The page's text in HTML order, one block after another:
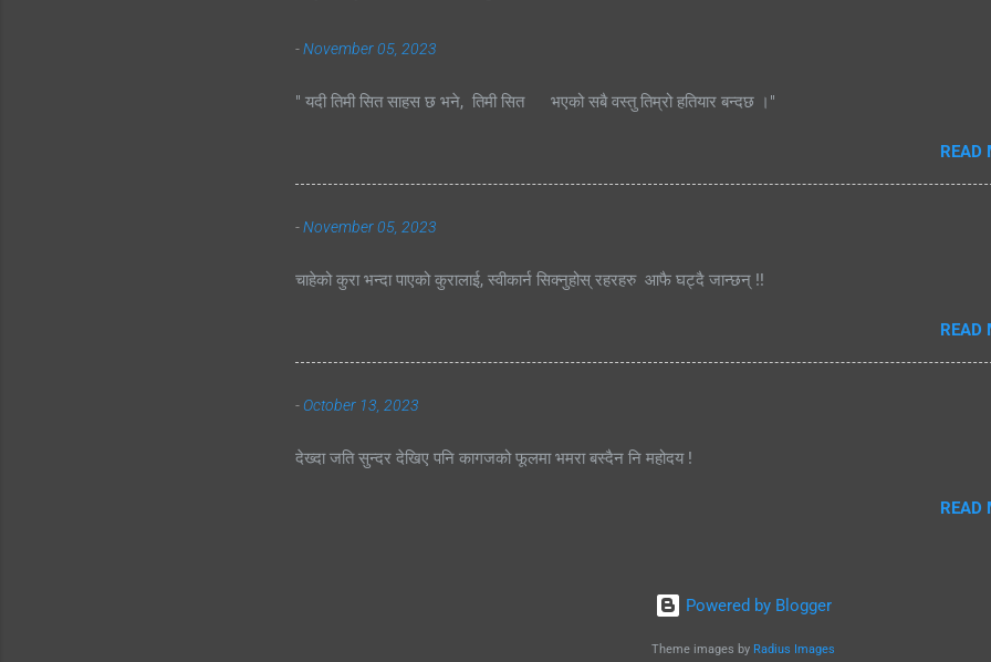
-November 05, 2023
" यदी तिमी सित साहस छ भने, तिमी सित भएको सबै वस्तु तिम्रो हतियार बन्दछ ।"
READ
-November 05, 2023
चाहेको कुरा भन्दा पाएको कुरालाई, स्वीकार्न सिक्नुहोस् रहरहरु आफै घट्दै जान्छन् !!
READ
- October 13, 2023
देख्दा जति सुन्दर देखिए पनि कागजको फूलमा भमरा बस्दैन नि महोदय !
READ
Powered by Blogger
Theme images by Radius Images